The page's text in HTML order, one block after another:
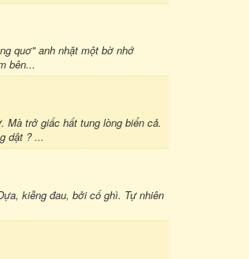
quơ" anh nhặt một bờ nhớ
bên...
trở giấc hất tung lòng biển cả.
dật ? ...
kiễng đau, bởi cố ghì. Tự nhiên